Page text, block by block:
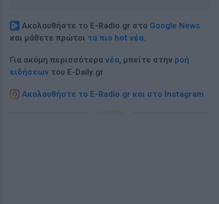
Ακολουθήστε το E-Radio.gr στο Google News
και μάθετε πρώτοι τα πιο hot νέα.
Για ακόμη περισσότερα νέα, μπείτε στην ροή
ειδήσεων του E-Daily.gr
Ακολουθήστε το E-Radio.gr και στο Instagram